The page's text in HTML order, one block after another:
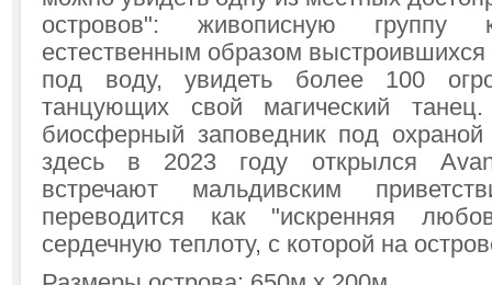
островов": живописную группу
естественным образом
под воду, увидеть более 100
танцующих свой магический
биосферный заповедник под
здесь в 2023 году открылся
встречают мальдивским
переводится как "искренняя
сердечную теплоту, с которой на